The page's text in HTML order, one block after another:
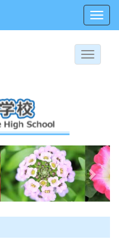
n
e
x
t